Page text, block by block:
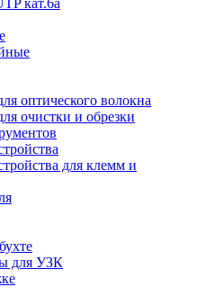
кат.6а
оптического волокна
очистки и обрезки
для клемм и
для УЗК